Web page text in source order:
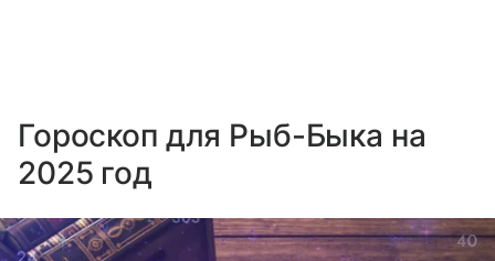
Гороскоп для Рыб-Быка на
2025 год